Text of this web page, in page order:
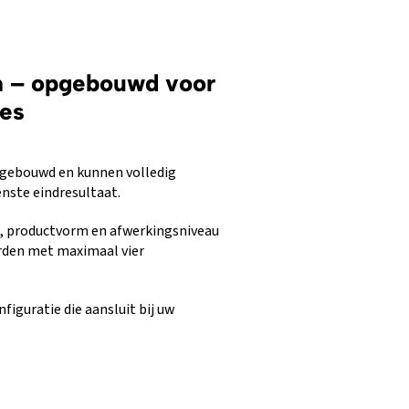
opgebouwd voor
en kunnen volledig
eindresultaat.
en afwerkingsniveau
met maximaal vier
die aansluit bij uw